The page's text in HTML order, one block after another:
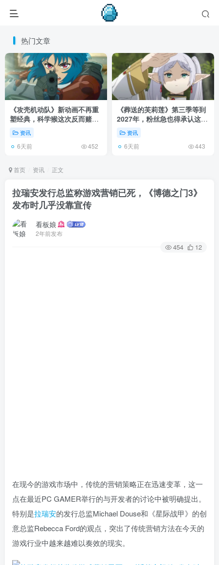
热门文章
《攻壳机动队》新动画不再重
塑经典，科学猴这次反而赌对
了！资讯
6天前 452
《葬送的芙莉莲》第三季等到
2027年，粉丝急也得承认这次
慢得有道理！
资讯
6天前 443
首页 资讯 正文
拉瑞安发行总监称游戏营销已死，《博德之门3》
发布时几乎没靠宣传
看板娘
2年前发布
454 12
在现今的游戏市场中，传统的营销策略正在迅速变革，这一
点在最近PC GAMER举行的与开发者的讨论中被明确提出。
特别是拉瑞安的发行总监Michael Douse和《星际战甲》的创
意总监Rebecca Ford的观点，突出了传统营销方法在今天的
游戏行业中越来越难以奏效的现实。